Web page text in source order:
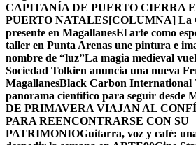
CAPITANÍA DE PUERTO CIERRA
PUERTO NATALES[COLUMNA] La
presente en MagallanesEl arte como
taller en Punta Arenas une pintura e
nombre de “luz”La magia medieval
Sociedad Tolkien anuncia una nueva
MagallanesBlack Carbon International
panorama científico para seguir desde
DE PRIMAVERA VIAJAN AL
PARA REENCONTRARSE CON SU
PATRIMONIOGuitarra, voz y café: